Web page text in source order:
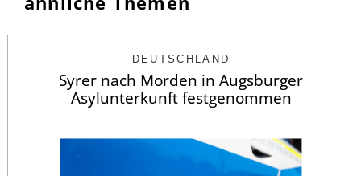
DEUTSCHLAND
Syrer nach Morden in Augsburger
Asylunterkunft festgenommen